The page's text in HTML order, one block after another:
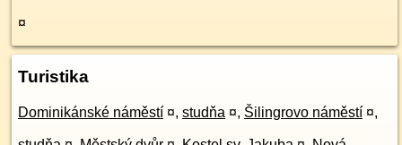
¤
Turistika
Dominikánské náměstí ¤, studňa ¤, Šilingrovo náměstí ¤,